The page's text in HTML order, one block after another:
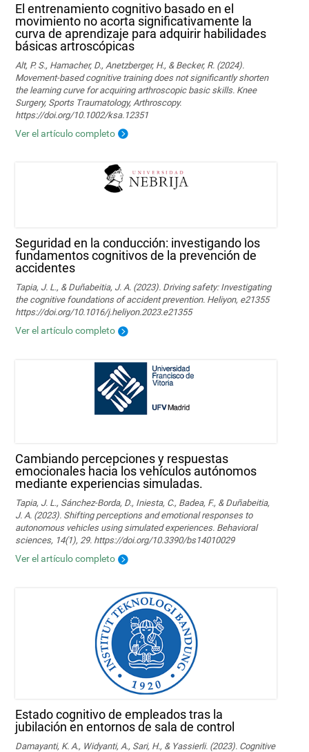
El entrenamiento cognitivo basado en el
movimiento no acorta significativamente la
curva de aprendizaje para adquirir habilidades
básicas artroscópicas
Alt, P. S., Hamacher, D., Anetzberger, H., & Becker, R. (2024).
Movement‐based cognitive training does not significantly shorten
the learning curve for acquiring arthroscopic basic skills. Knee
Surgery, Sports Traumatology, Arthroscopy.
https://doi.org/10.1002/ksa.12351
Ver el artículo completo
Seguridad en la conducción: investigando los
fundamentos cognitivos de la prevención de
accidentes
Tapia, J. L., & Duñabeitia, J. A. (2023). Driving safety: Investigating
the cognitive foundations of accident prevention. Heliyon, e21355
https://doi.org/10.1016/j.heliyon.2023.e21355
Ver el artículo completo
Cambiando percepciones y respuestas
emocionales hacia los vehículos autónomos
mediante experiencias simuladas.
Tapia, J. L., Sánchez-Borda, D., Iniesta, C., Badea, F., & Duñabeitia,
J. A. (2023). Shifting perceptions and emotional responses to
autonomous vehicles using simulated experiences. Behavioral
sciences, 14(1), 29. https://doi.org/10.3390/bs14010029
Ver el artículo completo
Estado cognitivo de empleados tras la
jubilación en entornos de sala de control
Damayanti, K. A., Widyanti, A., Sari, H., & Yassierli. (2023). Cognitive